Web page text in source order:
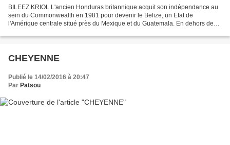
BILEEZ KRIOL L'ancien Honduras britannique acquit son indépendance au
sein du Commonwealth en 1981 pour devenir le Belize, un Etat de
l'Amérique centrale situé près du Mexique et du Guatemala. En dehors de
CHEYENNE
Publié le 14/02/2016 à 20:47
Par Patsou